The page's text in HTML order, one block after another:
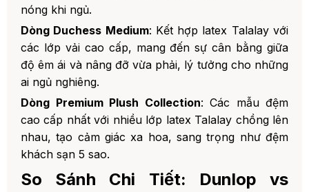
nóng khi ngủ.
Dòng Duchess Medium: Kết hợp latex Talalay với
các lớp vải cao cấp, mang đến sự cân bằng giữa
độ êm ái và nâng đỡ vừa phải, lý tưởng cho những
ai ngủ nghiêng.
Dòng Premium Plush Collection: Các mẫu đệm
cao cấp nhất với nhiều lớp latex Talalay chồng lên
nhau, tạo cảm giác xa hoa, sang trọng như đệm
khách sạn 5 sao.
So Sánh Chi Tiết: Dunlop vs